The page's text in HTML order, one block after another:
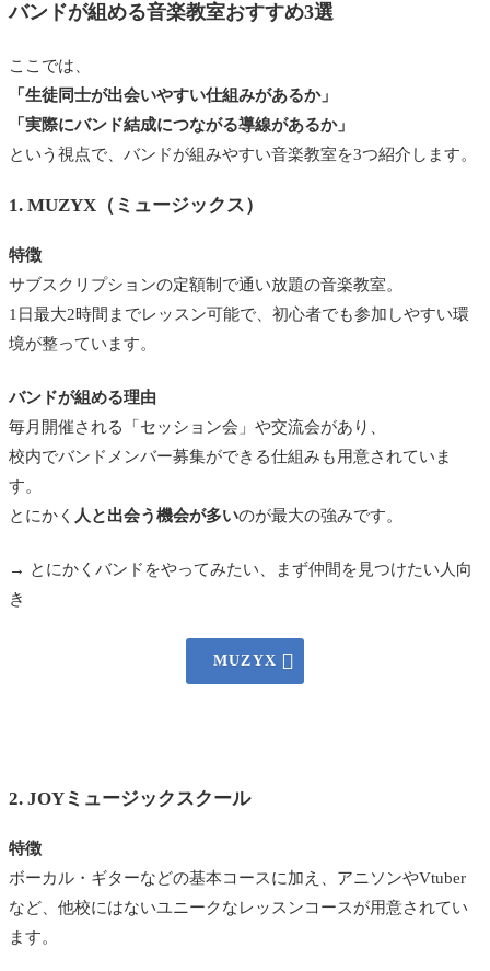
バンドが組める音楽教室おすすめ3選
ここでは、
「生徒同士が出会いやすい仕組みがあるか」
「実際にバンド結成につながる導線があるか」
という視点で、バンドが組みやすい音楽教室を3つ紹介します。
1. MUZYX（ミュージックス）
特徴
サブスクリプションの定額制で通い放題の音楽教室。
1日最大2時間までレッスン可能で、初心者でも参加しやすい環
境が整っています。
バンドが組める理由
毎月開催される「セッション会」や交流会があり、
校内でバンドメンバー募集ができる仕組みも用意されていま
す。
とにかく 人と出会う機会が多いのが最大の強みです。
→ とにかくバンドをやってみたい、まず仲間を見つけたい人向
き
MUZYX 
2. JOYミュージックスクール
特徴
ボーカル・ギターなどの基本コースに加え、アニソンやVtuber
など、他校にはないユニークなレッスンコースが用意されてい
ます。